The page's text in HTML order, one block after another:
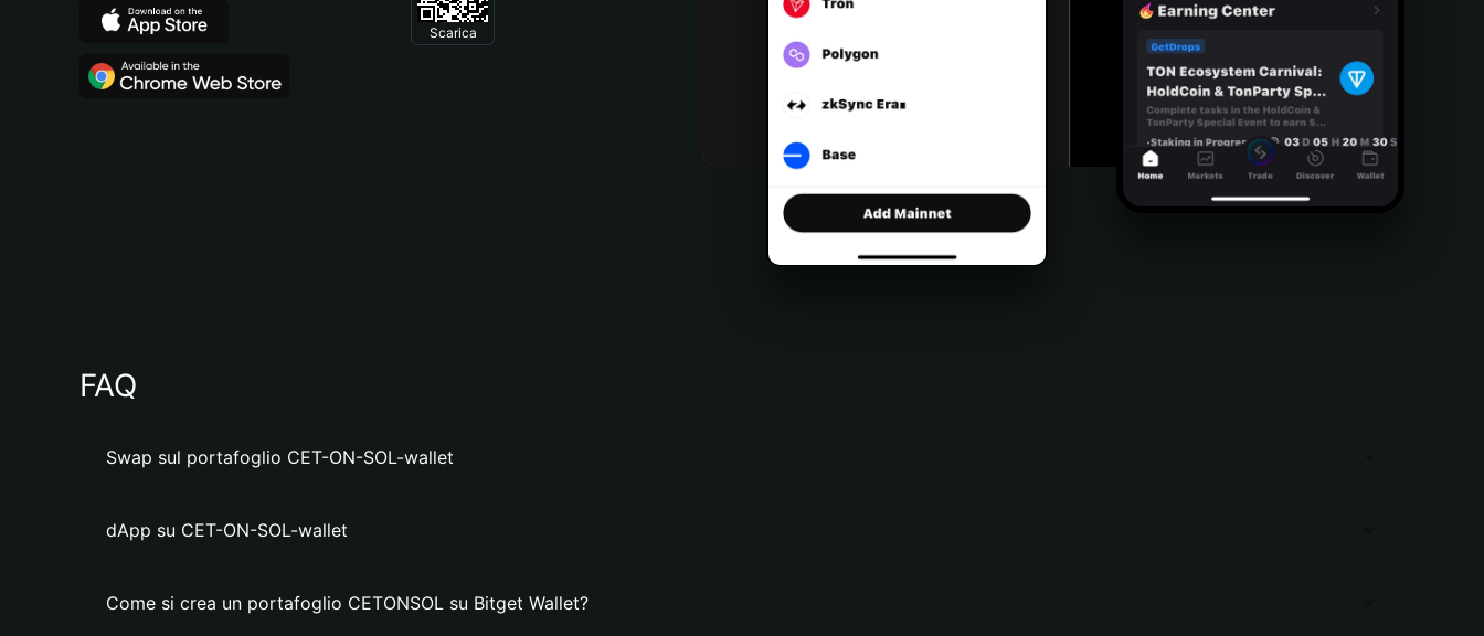
Scarica
FAQ
Swap sul portafoglio CET-ON-SOL-wallet
dApp su CET-ON-SOL-wallet
Come si crea un portafoglio CETONSOL su Bitget Wallet?